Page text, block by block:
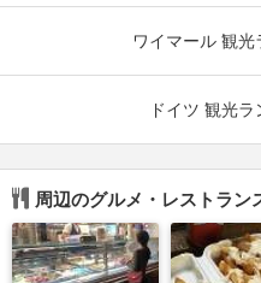
ワイマール 観光
ドイツ 観光
周辺のグルメ・レストラン